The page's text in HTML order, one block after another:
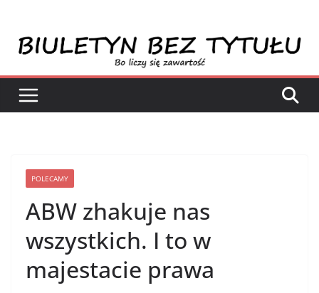
treści
POLECAMY
ABW zhakuje nas
wszystkich. I to w
majestacie prawa